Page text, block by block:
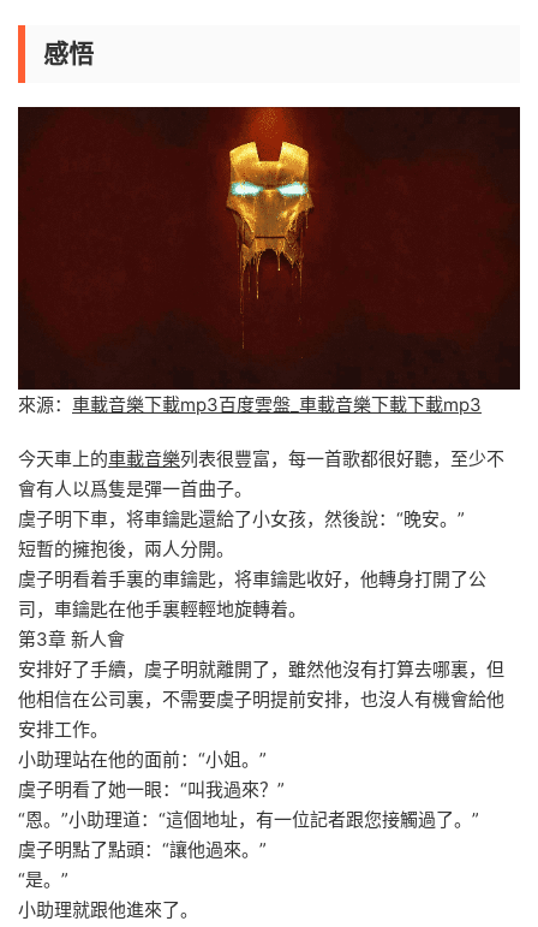
感悟
來源： 車載音樂下載mp3百度雲盤_車載音樂下載下載mp3
今天車上的車載音樂列表很豐富，每一首歌都很好聽，至少不
會有人以爲隻是彈一首曲子。
虞子明下車，将車鑰匙還給了小女孩，然後說：“晚安。”
短暫的擁抱後，兩人分開。
虞子明看着手裏的車鑰匙，将車鑰匙收好，他轉身打開了公
司，車鑰匙在他手裏輕輕地旋轉着。
第3章 新人會
安排好了手續，虞子明就離開了，雖然他沒有打算去哪裏，但
他相信在公司裏，不需要虞子明提前安排，也沒人有機會給他
安排工作。
小助理站在他的面前：“小姐。”
虞子明看了她一眼：“叫我過來？”
“恩。”小助理道：“這個地址，有一位記者跟您接觸過了。”
虞子明點了點頭：“讓他過來。”
“是。”
小助理就跟他進來了。